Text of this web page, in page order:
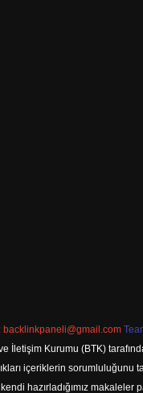
backlinkpaneli@gmail.com
İletişim Kurumu (BTK)
içeriklerin
hazırladığımız